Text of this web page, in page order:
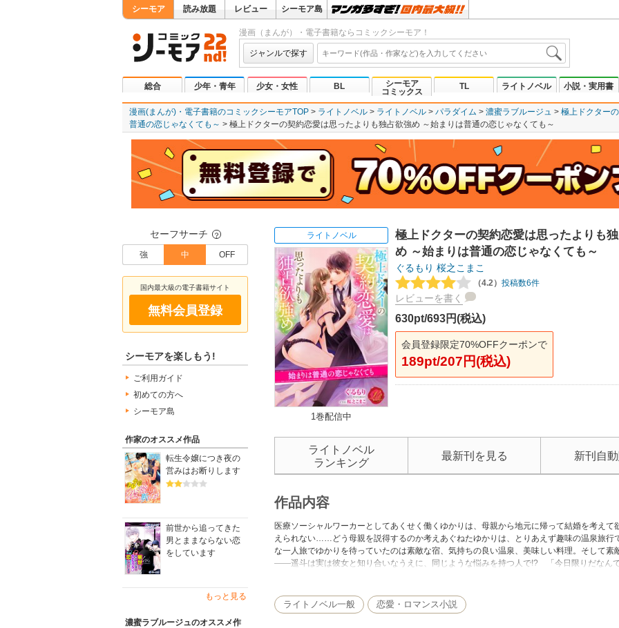
シーモア 読み放題 レビュー シーモア島
漫画（まんが）・電子書籍ならコミックシーモア！
ジャンルで探す
総合 少年・青年 少女・女性 BL
シーモア
コミックス
TL ライトノベル 小説・実用書
漫画(まんが)・電子書籍のコミックシーモアTOP ライトノベル ライトノベル パラダイム 濃蜜ラブルージュ
極上ドクター
普通の恋じゃなくても～
極上ドクターの契約恋愛は思ったよりも独占欲強め ～始まりは普通の恋じゃなくても～
セーフサーチ ？
強 中 OFF
国内最大級の電子書籍サイト
無料会員登録
シーモアを楽しもう!
ご利用ガイド
初めての方へ
シーモア島
作家のオススメ作品
転生令嬢につき夜の
営みはお断りします
前世から追ってきた
男とままならない恋
をしています
もっと見る
濃蜜ラブルージュのオススメ作
ライトノベル
1巻配信中
極上ドクターの契約恋愛は思ったよりも
め ～始まりは普通の恋じゃなくても～
ぐるもり 桜之こまこ
（4.2） 投稿数6件
レビューを書く
630pt/693円(税込)
会員登録限定70%OFFクーポンで
189pt/207円(税込)
ライトノベル
ランキング
最新刊を見る 新刊自
作品内容
医療ソーシャルワーカーとしてあくせく働くゆかりは、母親から地元に帰って結婚を考え
えられない……どう母親を説得するのか考えあぐねたゆかりは、とりあえず趣味の温泉旅
な一人旅でゆかりを待っていたのは素敵な宿、気持ちの良い温泉、美味しい料理。そして
――遥斗は実は彼女と知り合いなうえに、同じような悩みを持つ人で!? 「今日限りだなん
ライトノベル一般 恋愛・ロマンス小説